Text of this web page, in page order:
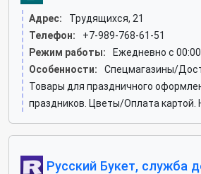
Адрес:
Трудящихся, 21
Телефон:
+7-989-768-61-51
Режим работы:
Ежедневно с
Особенности:
Спецмагазины/
Товары для праздничного
праздников. Цветы/Оплата картой.
Русский Букет, служба